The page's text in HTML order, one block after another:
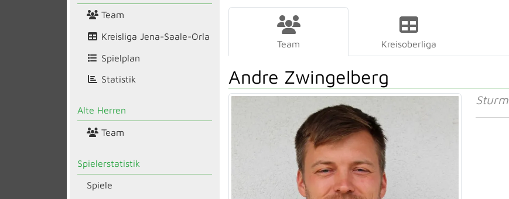
Team
Kreisliga Jena-Saale-Orla
Spielplan
Statistik
Alte Herren
Team
Spielerstatistik
Spiele
Team Kreisoberliga
Andre Zwingelberg
Sturm